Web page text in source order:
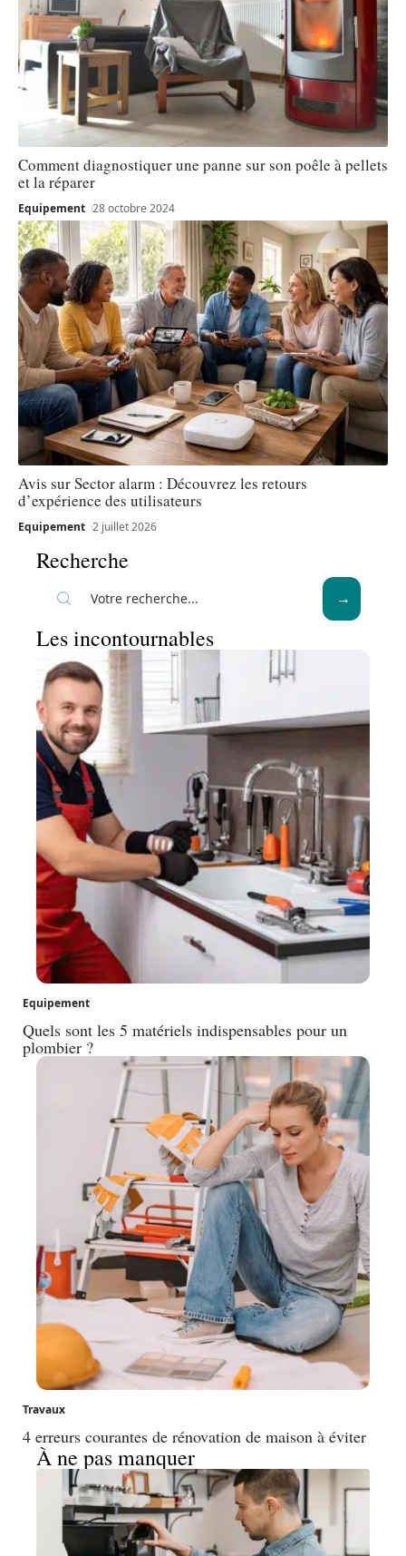
Comment diagnostiquer une panne sur son poêle à pellets
et la réparer
Equipement 28 octobre 2024
Avis sur Sector alarm : Découvrez les retours
d’expérience des utilisateurs
Equipement 2 juillet 2026
Recherche
Les incontournables
Equipement
Quels sont les 5 matériels indispensables pour un
plombier ?
Travaux
4 erreurs courantes de rénovation de maison à éviter
À ne pas manquer